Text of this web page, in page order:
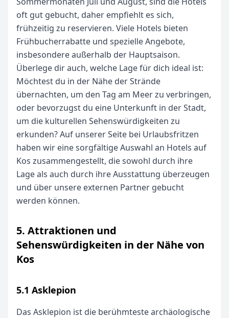
oft gut gebucht, daher empfiehlt es sich,
frühzeitig zu reservieren. Viele Hotels bieten
Frühbucherrabatte und spezielle Angebote,
insbesondere außerhalb der Hauptsaison.
Überlege dir auch, welche Lage für dich ideal ist:
Möchtest du in der Nähe der Strände
übernachten, um den Tag am Meer zu verbringen,
oder bevorzugst du eine Unterkunft in der Stadt,
um die kulturellen Sehenswürdigkeiten zu
erkunden? Auf unserer Seite bei Urlaubsfritzen
haben wir eine sorgfältige Auswahl an Hotels auf
Kos zusammengestellt, die sowohl durch ihre
Lage als auch durch ihre Ausstattung überzeugen
und über unsere externen Partner gebucht
werden können.
5. Attraktionen und
Sehenswürdigkeiten in der Nähe von
Kos
5.1 Asklepion
Das Asklepion ist die berühmteste archäologische